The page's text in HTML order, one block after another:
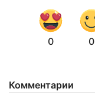
0 0
Комментарии